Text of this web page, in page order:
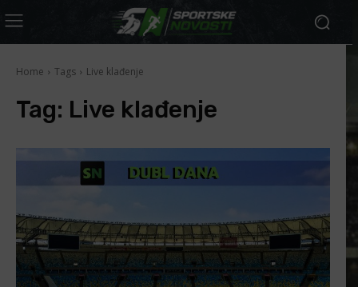
Home Tags Live klađenje
Tag: Live klađenje